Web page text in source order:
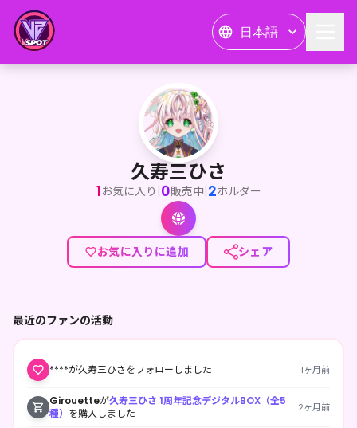
日本語
久寿三ひさ
<p>こんひさみー！ 体力ざこざこ、</p><p>フリーイラス
久寿三ひさ
1お気に入り |0販売中|2ホルダー
お気に入りに追加 シェア
最近のファンの活動
****が久寿三ひさをフォローしました 1ヶ月前
Girouetteが久寿三ひさ 1周年記念デジタルBOX（全5
種） を購入しました 2ヶ月前